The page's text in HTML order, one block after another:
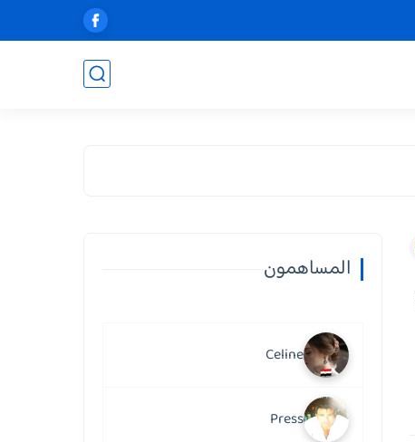
المساهمون
Celine
Press